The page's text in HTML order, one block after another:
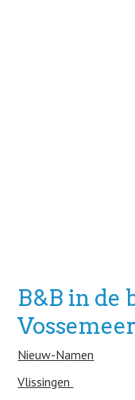
B&B in de
Vossemeer
Nieuw-Namen
Vlissingen